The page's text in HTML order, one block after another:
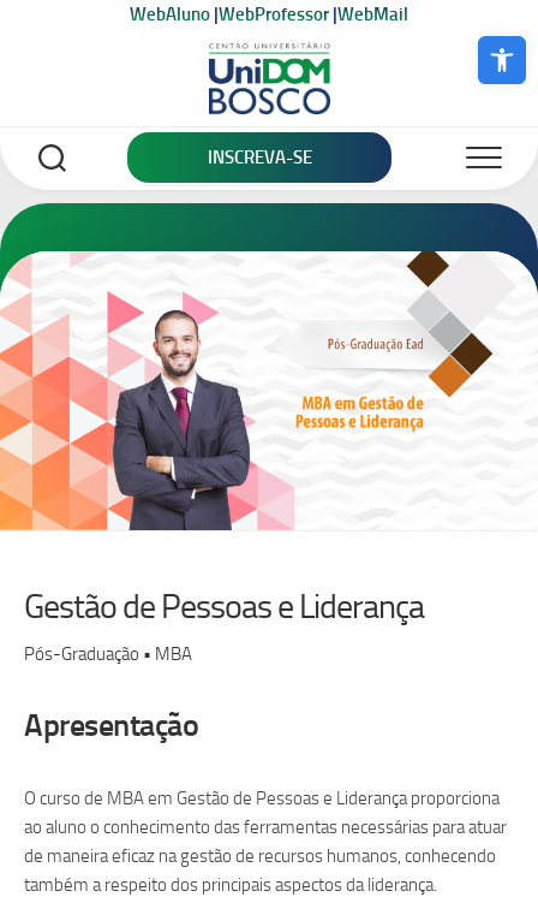
Abrir a
WebAluno |WebProfessor |WebMail
INSCREVA-SE
Gestão de Pessoas e Liderança
Pós-Graduação • MBA
Apresentação
O curso de MBA em Gestão de Pessoas e Liderança proporciona
ao aluno o conhecimento das ferramentas necessárias para atuar
de maneira eficaz na gestão de recursos humanos, conhecendo
também a respeito dos principais aspectos da liderança.